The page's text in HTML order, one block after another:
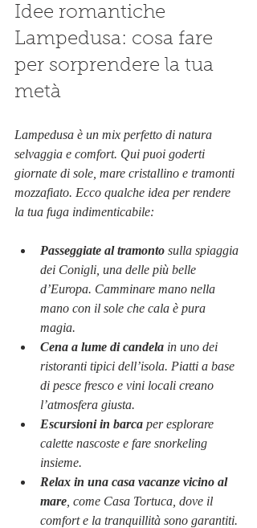
Idee romantiche
Lampedusa: cosa fare
per sorprendere la tua
metà
Lampedusa è un mix perfetto di natura
selvaggia e comfort. Qui puoi goderti
giornate di sole, mare cristallino e tramonti
mozzafiato. Ecco qualche idea per rendere
la tua fuga indimenticabile:
Passeggiate al tramonto sulla spiaggia
dei Conigli, una delle più belle
d’Europa. Camminare mano nella
mano con il sole che cala è pura
magia.
Cena a lume di candela in uno dei
ristoranti tipici dell’isola. Piatti a base
di pesce fresco e vini locali creano
l’atmosfera giusta.
Escursioni in barca per esplorare
calette nascoste e fare snorkeling
insieme.
Relax in una casa vacanze vicino al
mare , come Casa Tortuca, dove il
comfort e la tranquillità sono garantiti.